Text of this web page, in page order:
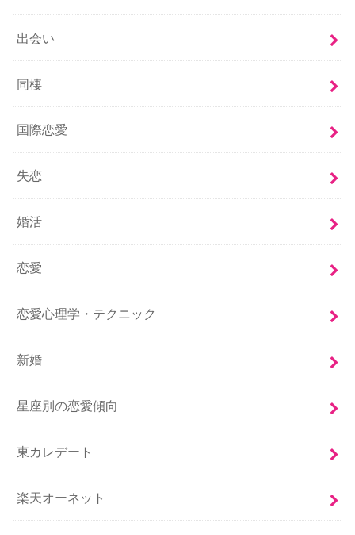
出会い
同棲
国際恋愛
失恋
婚活
恋愛
恋愛心理学・テクニック
新婚
星座別の恋愛傾向
東カレデート
楽天オーネット